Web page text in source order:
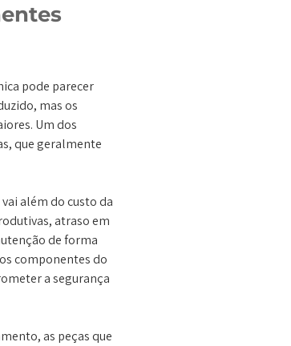
pode parecer
mas os
Um dos
que geralmente
além do custo da
atraso em
de forma
componentes do
a segurança
as peças que